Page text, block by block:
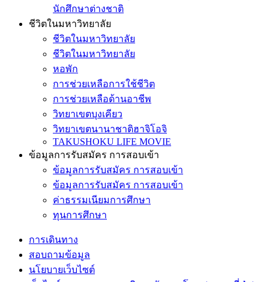
นักศึกษาต่างชาติ
ชีวิตในมหาวิทยาลัย
ชีวิตในมหาวิทยาลัย
ชีวิตในมหาวิทยาลัย
หอพัก
การช่วยเหลือการใช้ชีวิต
การช่วยเหลือด้านอาชีพ
วิทยาเขตบุงเคียว
วิทยาเขตนานาชาติฮาจิโอจิ
TAKUSHOKU LIFE MOVIE
ข้อมูลการรับสมัคร การสอบเข้า
ข้อมูลการรับสมัคร การสอบเข้า
ข้อมูลการรับสมัคร การสอบเข้า
ค่าธรรมเนียมการศึกษา
ทุนการศึกษา
การเดินทาง
สอบถามข้อมูล
นโยบายเว็บไซต์